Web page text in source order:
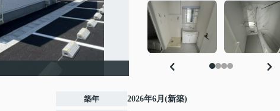
築年 2026年6月(新築)